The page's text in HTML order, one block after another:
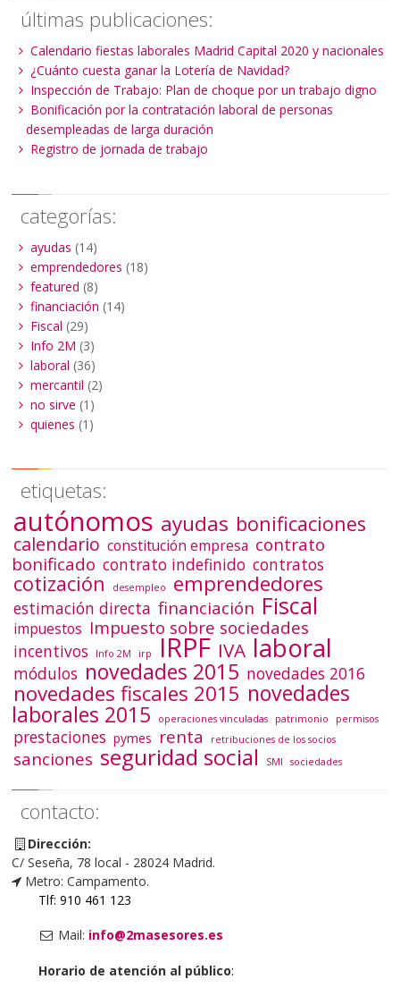
últimas publicaciones:
Calendario fiestas laborales Madrid Capital 2020 y nacionales
¿Cuánto cuesta ganar la Lotería de Navidad?
Inspección de Trabajo: Plan de choque por un trabajo digno
Bonificación por la contratación laboral de personas
desempleadas de larga duración
Registro de jornada de trabajo
categorías:
ayudas (14)
emprendedores (18)
featured (8)
financiación (14)
Fiscal (29)
Info 2M (3)
laboral (36)
mercantil (2)
no sirve (1)
quienes (1)
etiquetas:
autónomos ayudas bonificaciones
calendario constitución empresa contrato
bonificado contrato indefinido contratos
cotización desempleo emprendedores
estimación directa financiación Fiscal
impuestos Impuesto sobre sociedades
incentivos Info 2M irp IRPF IVA laboral
módulos novedades 2015 novedades 2016
novedades fiscales 2015 novedades
laborales 2015 operaciones vinculadas patrimonio permisos
prestaciones pymes renta retribuciones de los socios
sanciones seguridad social SMI sociedades
contacto:
Dirección:
C/ Seseña, 78 local - 28024 Madrid.
Metro: Campamento.
Tlf: 910 461 123
Mail: info@2masesores.es
Horario de atención al público: